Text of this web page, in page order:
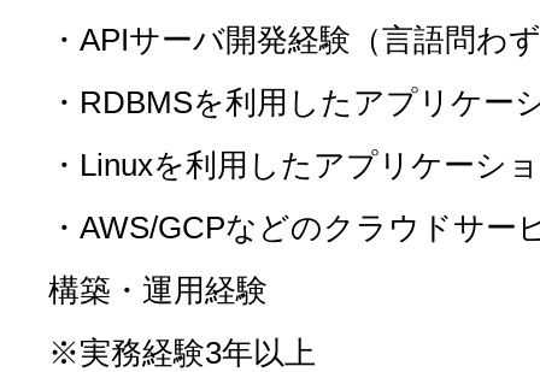
・APIサーバ開発経験（言語問わ
・RDBMSを利用したアプリケー
・Linuxを利用したアプリケーシ
・AWS/GCPなどのクラウドサー
構築・運用経験
※実務経験3年以上